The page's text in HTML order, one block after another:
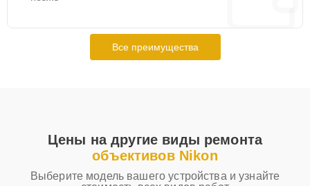
Все преимущества
Цены на другие виды ремонта
объективов Nikon
Выберите модель вашего устройства и узнайте